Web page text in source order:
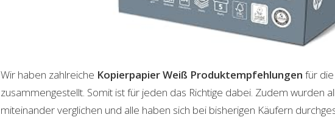
Wir haben zahlreiche Kopierpapier Weiß Produktempfehlungen für
zusammengestellt. Somit ist für jeden das Richtige dabei. Zudem wurden
miteinander verglichen und alle haben sich bei bisherigen Käufern